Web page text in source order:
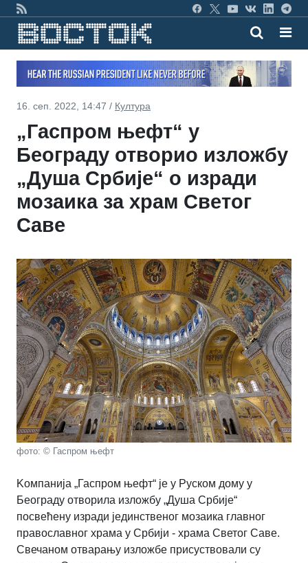
16. сеп. 2022, 14:47 / Култура
„Гаспром њефт“ у
Београду отворио изложбу
„Душа Србије“ о изради
мозаика за храм Светог
Саве
фото: © Гаспром њефт
Kомпанија „Гаспром њефт“ је у Руском дому у
Београду отворила изложбу „Душа Србије“
посвећену изради јединственог мозаика главног
православног храма у Србији - храма Светог Саве.
Свечаном отварању изложбе присуствовали су